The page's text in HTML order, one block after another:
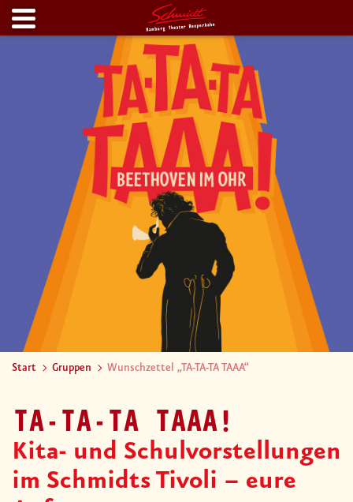
Start Gruppen Wunschzettel „TA-TA-TA TAAA“
TA-TA-TA TAAA!
Kita- und Schulvorstellungen
im Schmidts Tivoli – eure